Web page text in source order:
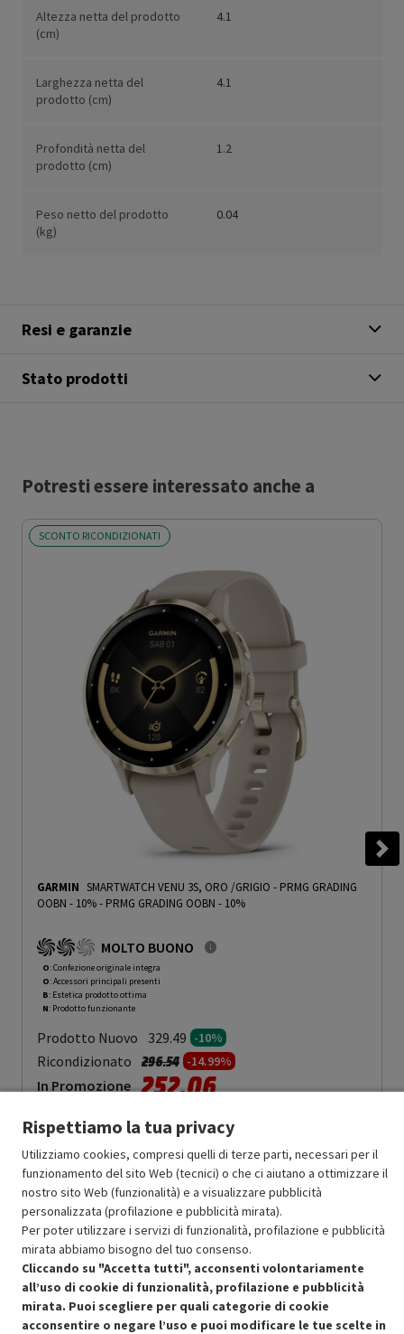
Altezza netta del prodotto
(cm)
4.1
Larghezza netta del
prodotto (cm)
4.1
Profondità netta del
prodotto (cm)
1.2
Peso netto del prodotto
(kg)
0.04
Resi e garanzie
Stato prodotti
Potresti essere interessato anche a
SCONTO RICONDIZIONATI
GARMIN SMARTWATCH VENU 3S, ORO /GRIGIO - PRMG GRADING
OOBN - 10%- PRMG GRADING OOBN - 10%
MOLTO BUONO
O: Confezione originale integra
O: Accessori principali presenti
B: Estetica prodotto ottima
N: Prodotto funzionante
Prodotto Nuovo 329.49 -10%
Ricondizionato Prezzo ridotto da
296.54a-14.99%
In Promozione 252.06
Aggiungi al carrello
SCONTO RICONDIZIONATI
Approfitta dello sconto del 15% sul prodotto ricondizionato.
Rispettiamo la tua privacy
Utilizziamo cookies, compresi quelli di terze parti, necessari per il
funzionamento del sito Web (tecnici) o che ci aiutano a ottimizzare il
nostro sito Web (funzionalità) e a visualizzare pubblicità
personalizzata (profilazione e pubblicità mirata).
Per poter utilizzare i servizi di funzionalità, profilazione e pubblicità
mirata abbiamo bisogno del tuo consenso.
Cliccando su "Accetta tutti", acconsenti volontariamente
all’uso di cookie di funzionalità, profilazione e pubblicità
mirata. Puoi scegliere per quali categorie di cookie
acconsentire o negare l’uso e puoi modificare le tue scelte in